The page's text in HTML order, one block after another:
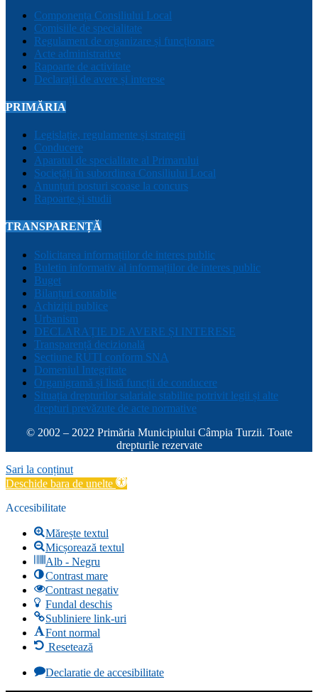
Componența Consiliului Local
Comisiile de specialitate
Regulament de organizare și funcționare
Acte administrative
Rapoarte de activitate
Declarații de avere și interese
PRIMĂRIA
Legislație, regulamente și strategii
Conducere
Aparatul de specialitate al Primarului
Sociețăți în subordinea Consiliului Local
Anunțuri posturi scoase la concurs
Rapoarte și studii
TRANSPARENȚĂ
Solicitarea informațiilor de interes public
Buletin informativ al informațiilor de interes public
Buget
Bilanțuri contabile
Achiziții publice
Urbanism
DECLARAȚIE DE AVERE ȘI INTERESE
Transparență decizională
Sectiune RUTI conform SNA
Domeniul Integritate
Organigramă și listă funcții de conducere
Situația drepturilor salariale stabilite potrivit legii și alte
drepturi prevăzute de acte normative
© 2002 – 2022 Primăria Municipiului Câmpia Turzii. Toate
drepturile rezervate
Sari la conținut
Deschide bara de unelte
Accesibilitate
Mărește textul
Micșorează textul
Alb - Negru
Contrast mare
Contrast negativ
Fundal deschis
Subliniere link-uri
Font normal
Resetează
Declaratie de accesibilitate